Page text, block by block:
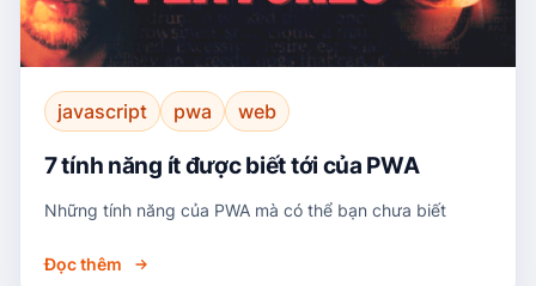
javascript pwa web
7 tính năng ít được biết tới của PWA
Những tính năng của PWA mà có thể bạn chưa biết
Đọc thêm